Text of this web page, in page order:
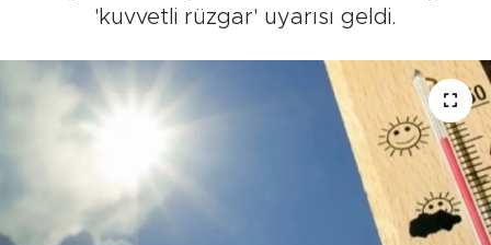
'kuvvetli rüzgar' uyarısı geldi.
Söyleşi
Teknoloji